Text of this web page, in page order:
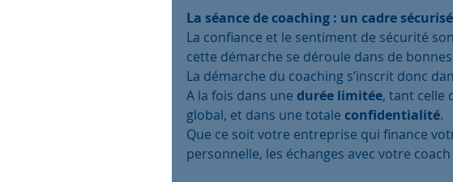
La séance de coaching : un cadre sécurisé
La confiance et le sentiment de sécurité
cette démarche se déroule dans de
La démarche du coaching s’inscrit donc
A la fois dans une durée limitée, tant celle
global, et dans une totale confidentialité.
Que ce soit votre entreprise qui finance
personnelle, les échanges avec votre